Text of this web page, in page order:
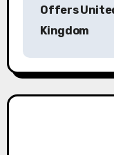
t
n
Offers
Kingdom